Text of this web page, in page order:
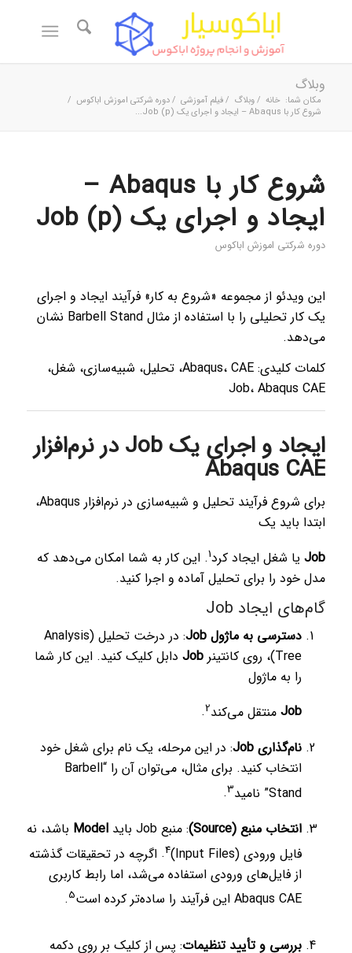
وبلاگ
مکان شما: خانه / وبلاگ / فیلم آموزشی / دوره شرکتی اموزش اباکوس /
شروع کار با Abaqus – ایجاد و اجرای یک Job (p)...
شروع کار با Abaqus –
ایجاد و اجرای یک Job (p)
دوره شرکتی اموزش اباکوس
این ویدئو از مجموعه «شروع به کار» فرآیند ایجاد و اجرای
یک کار تحلیلی را با استفاده از مثال Barbell Stand نشان
می‌دهد.
کلمات کلیدی: Abaqus، CAE، تحلیل، شبیه‌سازی، شغل،
Job، Abaqus CAE
ایجاد و اجرای یک Job در نرم‌افزار
Abaqus CAE
برای شروع فرآیند تحلیل و شبیه‌سازی در نرم‌افزار Abaqus،
ابتدا باید یک
Jobیا شغل ایجاد کرد1. این کار به شما امکان می‌دهد که
مدل خود را برای تحلیل آماده و اجرا کنید.
گام‌های ایجاد Job
دسترسی به ماژول Job
: در درخت تحلیل (Analysis
Tree)، روی کانتینر
Jobدابل کلیک کنید. این کار شما
را به ماژول
Jobمنتقل می‌کند2
.
نام‌گذاری Job
: در این مرحله، یک نام برای شغل خود
انتخاب کنید.
برای مثال، می‌توان آن را “Barbell
Stand” نامید
3
.
انتخاب منبع (Source)
: منبع Job باید Model باشد، نه
فایل ورودی (Input Files)
4
. اگرچه در تحقیقات گذشته
از فایل‌های ورودی استفاده می‌شد، اما رابط کاربری
Abaqus CAE این فرآیند را ساده‌تر کرده است
5
.
بررسی و تأیید تنظیمات: پس از کلیک بر روی دکمه